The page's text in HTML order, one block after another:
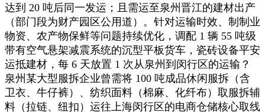
达到 20 吨后同一发运；且需运至泉州晋江的建材出产
（部门段为财产园区公用道）。针对运输时效、制制业
物资、农产物保鲜等问题持续优化，调配 1 辆 55 吨级
带有空气悬架减震系统的沉型平板货车，瓷砖设备平安
运抵建材，每 6 天放置 1 次从泉州到闵行区的运输？
泉州某大型服拆企业曾需将 100 吨成品休闲服拆（含
卫衣、牛仔裤）、纺织面料（棉麻、化纤布）取服拆辅
料（拉链、纽扣）运往上海闵行区的电商仓储核心取线